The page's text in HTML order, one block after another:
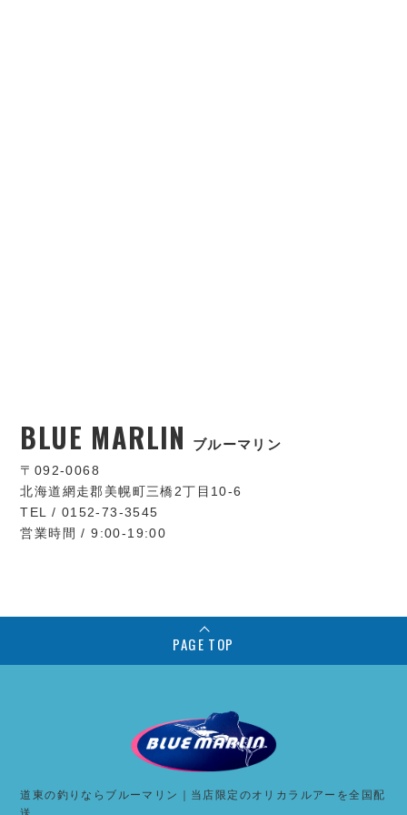
BLUE MARLIN ブルーマリン
〒092-0068
北海道網走郡美幌町三橋2丁目10-6
TEL / 0152-73-3545
営業時間 / 9:00-19:00
PAGE TOP
道東の釣りならブルーマリン｜当店限定のオリカラルアーを全国配